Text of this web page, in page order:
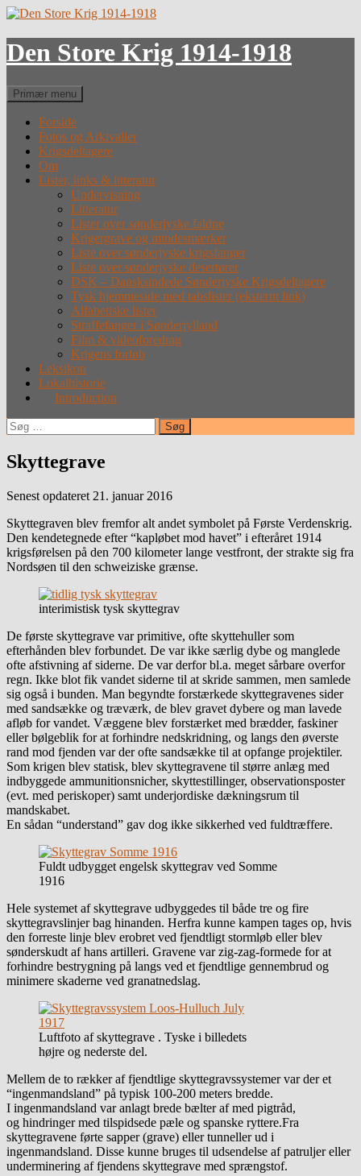
Hop
indhold
Den Store Krig 1914-1918
Søg
Primær menu
Forside
Fotos og Arkivalier
Krigsdeltagere
Om
Lister, links & litteratur
Undervisning
Litteratur
Lister over sønderjyske faldne
Krigergrave og mindesmærker
Liste over sønderjyske krigsfanger
Liste over sønderjyske desertører
DSK – Dansksindede Sønderjyske Krigsdeltagere
Tysk hjemmeside med tabslister (eksternt link)
Alfabetiske lister
Straffefanger i Sønderjylland
Film & videoforedrag
Krigens forløb
Leksikon
Lokalhistorie
Introduction
Søg
efter:
Skyttegrave
Senest opdateret 21. januar 2016
Skyttegraven blev fremfor alt andet symbolet på Første Verdenskrig.
Den kendetegnede efter “kapløbet mod havet” i efteråret 1914
krigsførelsen på den 700 kilometer lange vestfront, der strakte sig fra
Nordsøen til den schweiziske grænse.
interimistisk tysk skyttegrav
De første skyttegrave var primitive, ofte skyttehuller som
efterhånden blev forbundet. De var ikke særlig dybe og manglede
ofte afstivning af siderne. De var derfor bl.a. meget sårbare overfor
regn. Ikke blot fik vandet siderne til at skride sammen, men samlede
sig også i bunden. Man begyndte forstærkede skyttegravenes sider
med sandsække og træværk, de blev gravet dybere og man lavede
afløb for vandet. Væggene blev forstærket med brædder, faskiner
eller bølgeblik for at forhindre nedskridning, og langs den øverste
rand mod fjenden var der ofte sandsække til at opfange projektiler.
Som krigen blev statisk, blev skyttegravene til større anlæg med
indbyggede ammunitionsnicher, skyttestillinger, observationsposter
(evt. med periskoper) samt underjordiske dækningsrum til
mandskabet.
En sådan “understand” gav dog ikke sikkerhed ved fuldtræffere.
Fuldt udbygget engelsk skyttegrav ved Somme
1916
Hele systemet af skyttegrave udbyggedes til både tre og fire
skyttegravslinjer bag hinanden. Herfra kunne kampen tages op, hvis
den forreste linje blev erobret ved fjendtligt stormløb eller blev
sønderskudt af hans artilleri. Gravene var zig-zag-formede for at
forhindre bestrygning på langs ved et fjendtlige gennembrud og
minimere skaderne ved granatnedslag.
Luftfoto af skyttegrave . Tyske i billedets
højre og nederste del.
Mellem de to rækker af fjendtlige skyttegravssystemer var der et
“ingenmandsland” på typisk 100-200 meters bredde.
I ingenmandsland var anlagt brede bælter af med pigtråd,
og hindringer med tilspidsede pæle og spanske ryttere.Fra
skyttegravene førte sapper (grave) eller tunneller ud i
ingenmandsland. Disse kunne bruges til udsendelse af patruljer eller
underminering af fjendens skyttegrave med sprængstof.